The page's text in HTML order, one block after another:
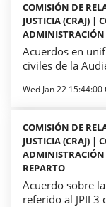
COMISIÓN DE
JUSTICIA (CRAJ) |
ADMINISTRACIÓN
Acuerdos en
civiles de la
Wed Jan 22 15:44:00
COMISIÓN DE
JUSTICIA (CRAJ) |
ADMINISTRACIÓN
REPARTO
Acuerdo sobre
referido al JPII 3